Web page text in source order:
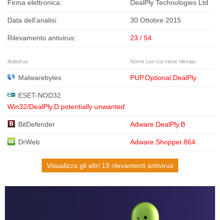
Firma elettronica: DealPly Technologies Ltd
Data dell’analisi: 30 Ottobre 2015
Rilevamento antivirus: 23 / 54
Antivirus Nome con cui viene rilevato
Malwarebytes PUP.Optional.DealPly
ESET-NOD32
Win32/DealPly.D potentially unwanted
BitDefender Adware.DealPly.B
DrWeb Adware.Shopper.864
Visualizza gli altri 19 rilevamenti antivirus